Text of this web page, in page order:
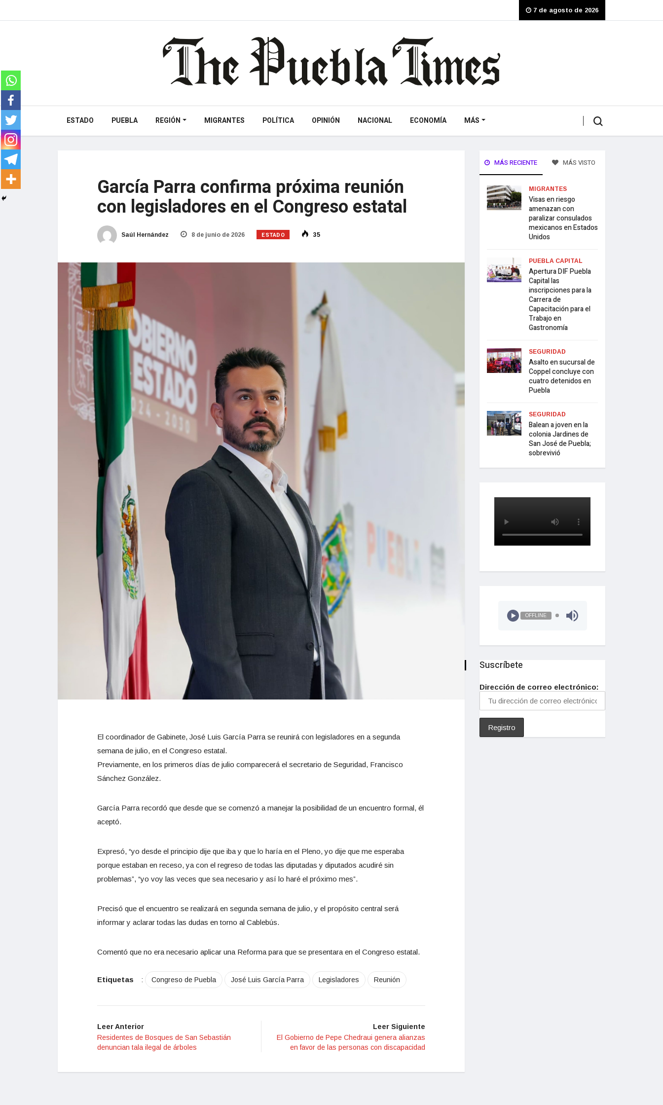
7 de agosto de 2026
ESTADO PUEBLA REGIÓN MIGRANTES POLÍTICA OPINIÓN NACIONAL ECONOMÍA MÁS
García Parra confirma próxima reunión
con legisladores en el Congreso estatal
Saúl Hernández 8 de junio de 2026 ESTADO 35
El coordinador de Gabinete, José Luis García Parra se reunirá con legisladores en a segunda
semana de julio, en el Congreso estatal.
Previamente, en los primeros días de julio comparecerá el secretario de Seguridad, Francisco
Sánchez González.
García Parra recordó que desde que se comenzó a manejar la posibilidad de un encuentro formal, él
aceptó.
Expresó, “yo desde el principio dije que iba y que lo haría en el Pleno, yo dije que me esperaba
porque estaban en receso, ya con el regreso de todas las diputadas y diputados acudiré sin
problemas”, “yo voy las veces que sea necesario y así lo haré el próximo mes”.
Precisó que el encuentro se realizará en segunda semana de julio, y el propósito central será
informar y aclarar todas las dudas en torno al Cablebús.
Comentó que no era necesario aplicar una Reforma para que se presentara en el Congreso estatal.
Etiquetas : Congreso de Puebla José Luis García Parra Legisladores Reunión
Leer Anterior
Residentes de Bosques de San Sebastián
denuncian tala ilegal de árboles
Leer Siguiente
El Gobierno de Pepe Chedraui genera alianzas
en favor de las personas con discapacidad
MÁS RECIENTE MÁS VISTO
MIGRANTES
Visas en riesgo
amenazan con
paralizar consulados
mexicanos en Estados
Unidos
PUEBLA CAPITAL
Apertura DIF Puebla
Capital las
inscripciones para la
Carrera de
Capacitación para el
Trabajo en
Gastronomía
SEGURIDAD
Asalto en sucursal de
Coppel concluye con
cuatro detenidos en
Puebla
SEGURIDAD
Balean a joven en la
colonia Jardines de
San José de Puebla;
sobrevivió
OFFLINE
Suscríbete
Dirección de correo electrónico: